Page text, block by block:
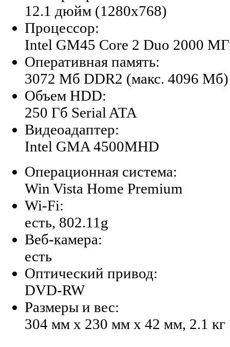
12.1 дюйм (1280x768)
Процессор:
Intel GM45 Core 2 Duo 2000
Оперативная память:
3072 Мб DDR2 (макс. 4096 Мб)
Объем HDD:
250 Гб Serial ATA
Видеоадаптер:
Intel GMA 4500MHD
Операционная система:
Win Vista Home Premium
Wi-Fi:
есть, 802.11g
Веб-камера:
есть
Оптический привод:
DVD-RW
Размеры и вес:
304 мм x 230 мм x 42 мм, 2.1 кг